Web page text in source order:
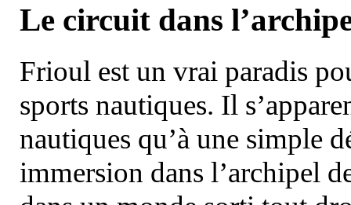
Le circuit dans
Frioul est un vrai paradis
sports nautiques. Il
nautiques qu’à une simple
immersion dans l’archipel